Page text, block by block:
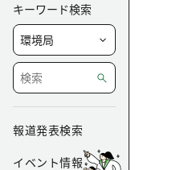
キーワード検索
報道発表検索
イベント情報